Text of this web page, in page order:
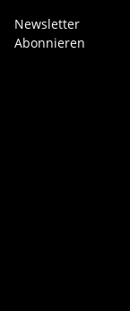
Newsletter
Abonnieren